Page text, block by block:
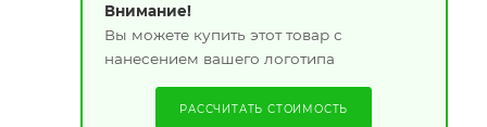
Внимание!
Вы можете купить этот товар с
нанесением вашего логотипа
РАССЧИТАТЬ СТОИМОСТЬ